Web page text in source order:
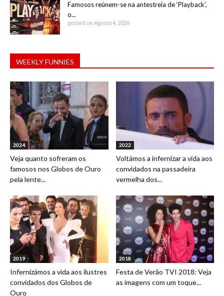
Famosos reúnem-se na antestreia de ‘Playback’,
o...
posted on Agosto 4, 2026
WEEKLY FUNNIES
2024
Veja quanto sofreram os
famosos nos Globos de Ouro
pela lente...
2022
Voltámos a infernizar a vida aos
convidados na passadeira
vermelha dos...
2019
Infernizámos a vida aos ilustres
convidados dos Globos de
Ouro
2018
Festa de Verão TVI 2018: Veja
as imagens com um toque...